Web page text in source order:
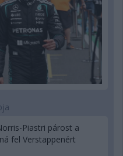
Piastri párost a
fel Verstappenért